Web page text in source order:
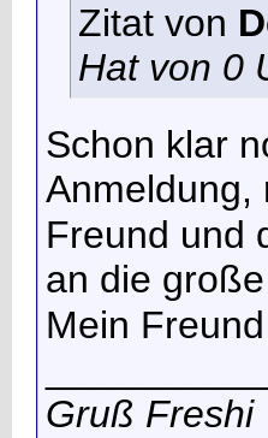
Zitat von
Hat von 0
Schon klar
Anmeldung,
Freund und
an die
Mein
Gruß Freshi